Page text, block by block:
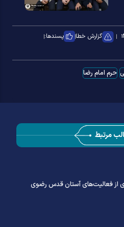
گزارش خطا
پسندها:
حرم امام رضا
مرتبط
از فعالیت‌های آستان قدس رضوی